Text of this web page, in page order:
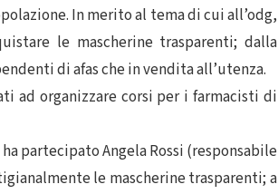
In merito al tema di cui all’odg,
le mascherine trasparenti; dalla
di afas che in vendita all’utenza.
ad organizzare corsi per i farmacisti di
partecipato Angela Rossi (responsabile
le mascherine trasparenti; a